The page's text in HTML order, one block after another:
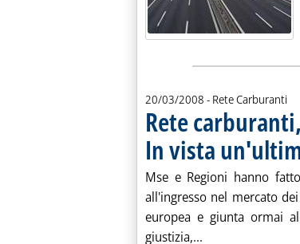
20/03/2008 - Rete Carburanti
Rete
In vista
Mse e Regioni hanno
all'ingresso nel mercato
europea e giunta ormai
giustizia,... Leggi tutta la